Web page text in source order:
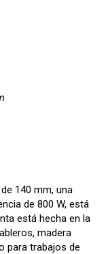
140 mm, una
de 800 W, está
está hecha en la
madera
para trabajos de